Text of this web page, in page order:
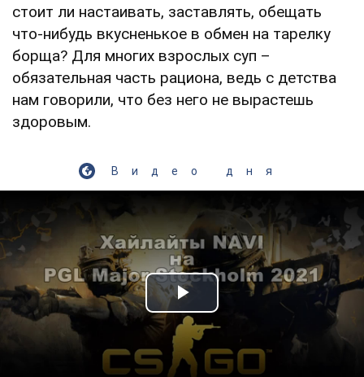
стоит ли настаивать, заставлять, обещать
что-нибудь вкусненькое в обмен на тарелку
борща? Для многих взрослых суп –
обязательная часть рациона, ведь с детства
нам говорили, что без него не вырастешь
здоровым.
Видео дня
Play Video